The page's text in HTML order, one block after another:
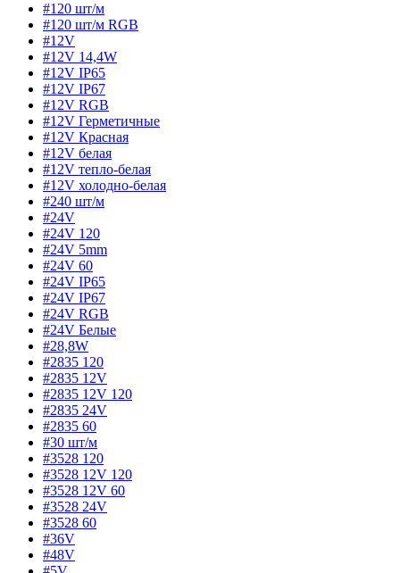
#120 шт/м
#120 шт/м RGB
#12V
#12V 14,4W
#12V IP65
#12V IP67
#12V RGB
#12V Герметичные
#12V Красная
#12V белая
#12V тепло-белая
#12V холодно-белая
#240 шт/м
#24V
#24V 120
#24V 5mm
#24V 60
#24V IP65
#24V IP67
#24V RGB
#24V Белые
#28,8W
#2835 120
#2835 12V
#2835 12V 120
#2835 24V
#2835 60
#30 шт/м
#3528 120
#3528 12V 120
#3528 12V 60
#3528 24V
#3528 60
#36V
#48V